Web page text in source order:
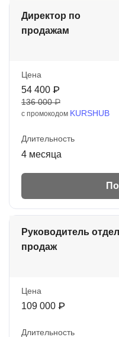
Директор по
продажам
Цена
54 400 ₽
136 000 ₽
с промокодом KURSHUB
Длительность
4 месяца
Руководитель
продаж
Цена
109 000 ₽
Длительность